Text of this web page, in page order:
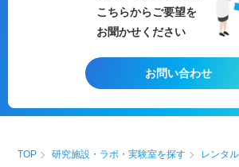
こちらからご要望を
お聞かせください
お問い合わせ
TOP 研究施設・ラボ・実験室を探す レンタ